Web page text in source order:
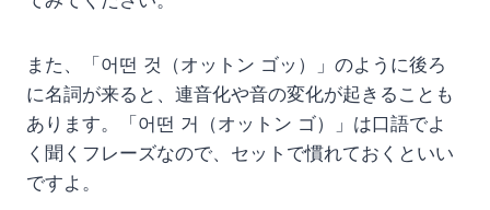
また、「어떤 것（オットン ゴッ）」のように後ろ
に名詞が来ると、連音化や音の変化が起きることも
あります。「어떤 거（オットン ゴ）」は口語でよ
く聞くフレーズなので、セットで慣れておくといい
ですよ。